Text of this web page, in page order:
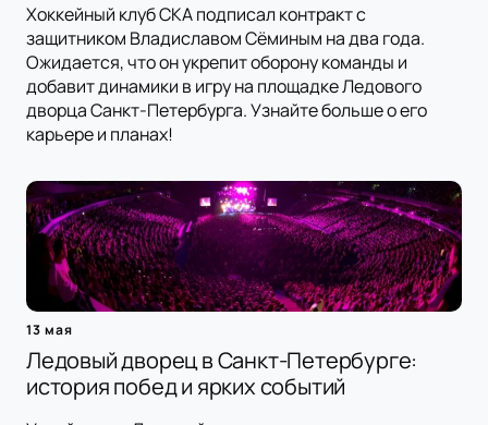
Хоккейный клуб СКА подписал контракт с
защитником Владиславом Сёминым на два года.
Ожидается, что он укрепит оборону команды и
добавит динамики в игру на площадке Ледового
дворца Санкт-Петербурга. Узнайте больше о его
карьере и планах!
13 мая
Ледовый дворец в Санкт-Петербурге:
история побед и ярких событий